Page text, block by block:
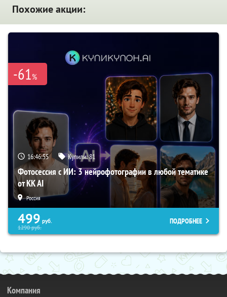
Похожие акции:
-61%
16:46:55 Купили:81
Фотосессия с ИИ: 3 нейрофотографии в любой тематике
от KK AI
Россия
499 руб.
1290руб.
ПОДРОБНЕЕ
Компания